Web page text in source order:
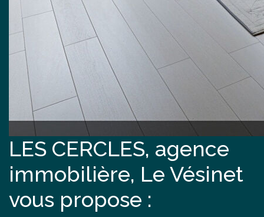
LES CERCLES, agence
immobilière, Le Vésinet
vous propose :